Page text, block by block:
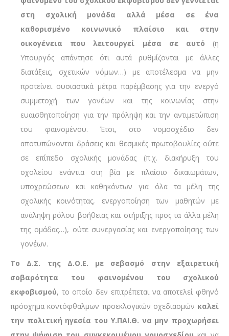
στη σχολική μονάδα αλλά μέσα σε ένα
καθορισμένο κοινωνικό πλαίσιο και στην
οικογένεια που λειτουργεί μέσα σε αυτό (η
Υπουργός απάντησε ότι αυτά ρυθμίζονται με άλλες
διατάξεις, σχετικών νόμων…) με αποτέλεσμα να μην
προτείνει ουσιαστικά μέτρα παρέμβασης για την ενεργό
συμμετοχή των γονέων και της κοινωνίας στην
ευαισθητοποίηση για την πρόληψη και την αντιμετώπιση
του φαινομένου. Έτσι, στο νομοσχέδιο δεν
αποτυπώνονται δράσεις και θεσμικές πρωτοβουλίες ούτε
σε επίπεδο σχολικής μονάδας (π.χ. διακήρυξη του
σχολείου ενάντια στη βία με πλαίσιο δικαιωμάτων,
υποχρεώσεων και καθηκόντων για όλα τα μέλη της
σχολικής κοινότητας, ενεργοποίηση των μαθητών με
ανάληψη ρόλου βοήθειας και στήριξης προς τα άλλα μέλη
της ομάδας…), ούτε συνεργασίας και ενεργοποίησης των
γονέων.
Το Δ.Σ. της Δ.Ο.Ε. με σεβασμό στην εξαιρετική
σοβαρότητα του φαινομένου του σχολικού
εκφοβισμού, το οποίο δεν επιτρέπεται να αποτελεί φθηνό
πρόσχημα κοντόφθαλμων προεκλογικών σχεδιασμών καλεί
την πολιτική ηγεσία του Υ.ΠΑΙ.Θ. να μην προχωρήσει